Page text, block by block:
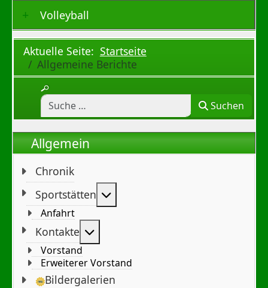
Volleyball
Aktuelle Seite: Startseite
Allgemeine Berichte
Suchen
Allgemein
Chronik
Sportstätten
Anfahrt
Kontakte
Vorstand
Erweiterer Vorstand
Bildergalerien